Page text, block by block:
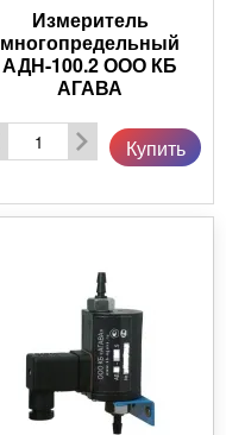
Измеритель
многопредельный
АДН-100.2 ООО КБ
АГАВА
Купить